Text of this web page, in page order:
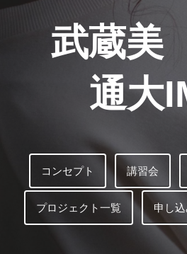
武蔵
通大
コンセプト 講習会
プロジェクト一覧 申し